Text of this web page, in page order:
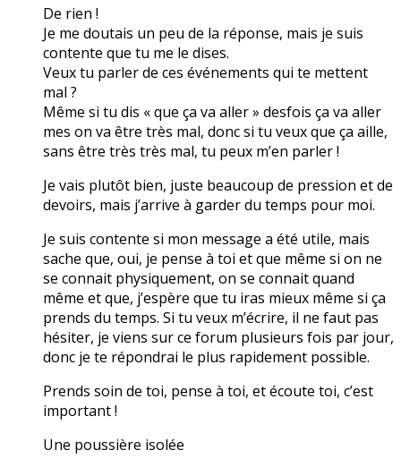
De rien !
Je me doutais un peu de la réponse, mais je suis
contente que tu me le dises.
Veux tu parler de ces événements qui te mettent
mal ?
Même si tu dis « que ça va aller » desfois ça va aller
mes on va être très mal, donc si tu veux que ça aille,
sans être très très mal, tu peux m’en parler !
Je vais plutôt bien, juste beaucoup de pression et de
devoirs, mais j’arrive à garder du temps pour moi.
Je suis contente si mon message a été utile, mais
sache que, oui, je pense à toi et que même si on ne
se connait physiquement, on se connait quand
même et que, j’espère que tu iras mieux même si ça
prends du temps. Si tu veux m’écrire, il ne faut pas
hésiter, je viens sur ce forum plusieurs fois par jour,
donc je te répondrai le plus rapidement possible.
Prends soin de toi, pense à toi, et écoute toi, c’est
important !
Une poussière isolée